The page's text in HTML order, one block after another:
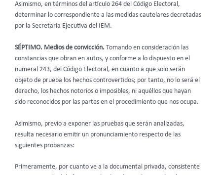
Asimismo, en términos del artículo 264 del Código Electoral,
determinar lo correspondiente a las medidas cautelares decretadas
por la Secretaria Ejecutiva del IEM.
SÉPTIMO. Medios de convicción. Tomando en consideración las
constancias que obran en autos, y conforme a lo dispuesto en el
numeral 243, del Código Electoral, en cuanto a que solo serán
objeto de prueba los hechos controvertidos; por tanto, no lo será el
derecho, los hechos notorios o imposibles, ni aquéllos que hayan
sido reconocidos por las partes en el procedimiento que nos ocupa.
Asimismo, previo a exponer las pruebas que serán analizadas,
resulta necesario emitir un pronunciamiento respecto de las
siguientes probanzas:
Primeramente, por cuanto ve a la documental privada, consistente